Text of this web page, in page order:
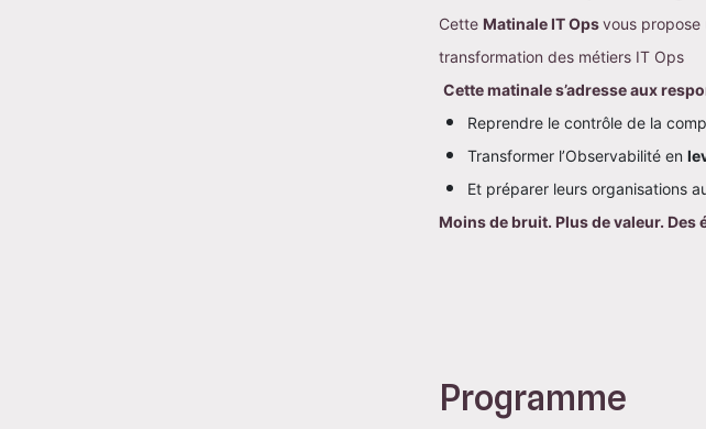
Cette Matinale IT Ops vous propose
transformation des métiers IT Ops
Cette matinale s’adresse aux
Reprendre le contrôle de la
Transformer l’Observabilité en
Et préparer leurs organisations
Moins de bruit. Plus de valeur. Des
Programme